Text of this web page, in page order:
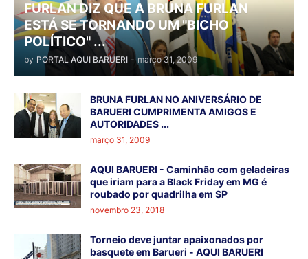
FURLAN DIZ QUE A BRUNA FURLAN
ESTÁ SE TORNANDO UM "BICHO
POLÍTICO" ...
by PORTAL AQUI BARUERI - março 31, 2009
BRUNA FURLAN NO ANIVERSÁRIO DE
BARUERI CUMPRIMENTA AMIGOS E
AUTORIDADES ...
março 31, 2009
AQUI BARUERI - Caminhão com geladeiras
que iriam para a Black Friday em MG é
roubado por quadrilha em SP
novembro 23, 2018
Torneio deve juntar apaixonados por
basquete em Barueri - AQUI BARUERI